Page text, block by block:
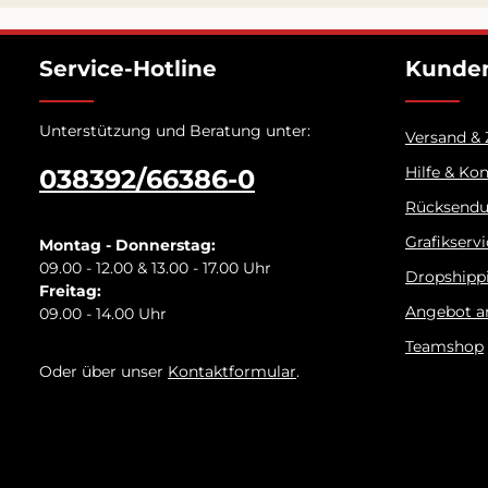
Service-Hotline
Unterstützung und Beratung unter:
038392/66386-0
Montag - Donnerstag:
09.00 - 12.00 & 13.00 - 17.00 Uhr
Freitag:
09.00 - 14.00 Uhr
Oder über unser Kontaktformular.
Versand &
Hilfe &
Angebot
Teamshop